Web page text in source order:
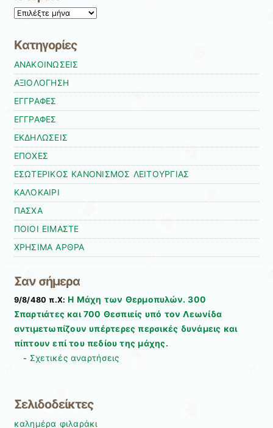
Ιστορικό
Kατηγορίες
ΑΝΑΚΟΙΝΩΣΕΙΣ
ΑΞΙΟΛΟΓΗΣΗ
ΕΓΓΡΑΦΕΣ
ΕΓΓΡΑΦΕΣ
ΕΚΔΗΛΩΣΕΙΣ
ΕΠΟΧΕΣ
ΕΣΩΤΕΡΙΚΟΣ ΚΑΝΟΝΙΣΜΟΣ ΛΕΙΤΟΥΡΓΙΑΣ
ΚΑΛΟΚΑΙΡΙ
ΠΑΣΧΑ
ΠΟΙΟΙ ΕΙΜΑΣΤΕ
ΧΡΗΣΙΜΑ ΑΡΘΡΑ
Σαν σήμερα
9/8/480 π.Χ: Η Μάχη των Θερμοπυλών. 300
Σπαρτιάτες και 700 Θεσπιείς υπό τον Λεωνίδα
αντιμετωπίζουν υπέρτερες περσικές δυνάμεις και
πίπτουν επί του πεδίου της μάχης.
- Σχετικές αναρτήσεις
Σελιδοδείκτες
καλημέρα φιλαράκι